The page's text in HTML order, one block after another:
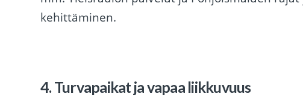
kehittäminen.
4. Turvapaikat ja vapaa liikkuvuus